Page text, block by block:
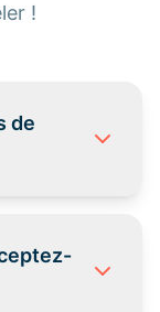
!
de